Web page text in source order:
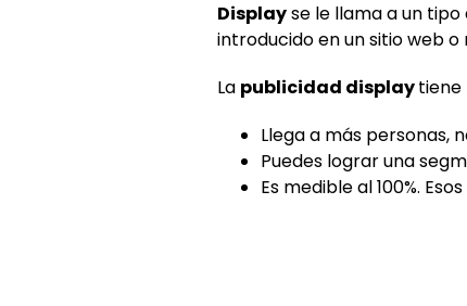
Displayse le llama a un tipo
introducido en un sitio web
La publicidad displaytiene
Llega a más personas,
Puedes lograr una
Es medible al 100%.